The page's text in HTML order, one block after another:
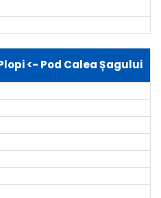
<- Pod Calea Șagului